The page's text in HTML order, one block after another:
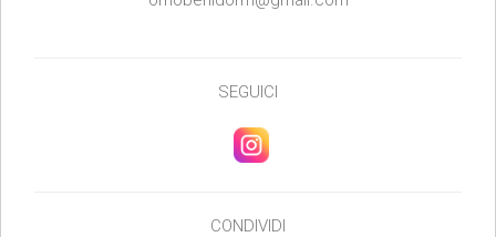
SEGUICI
CONDIVIDI